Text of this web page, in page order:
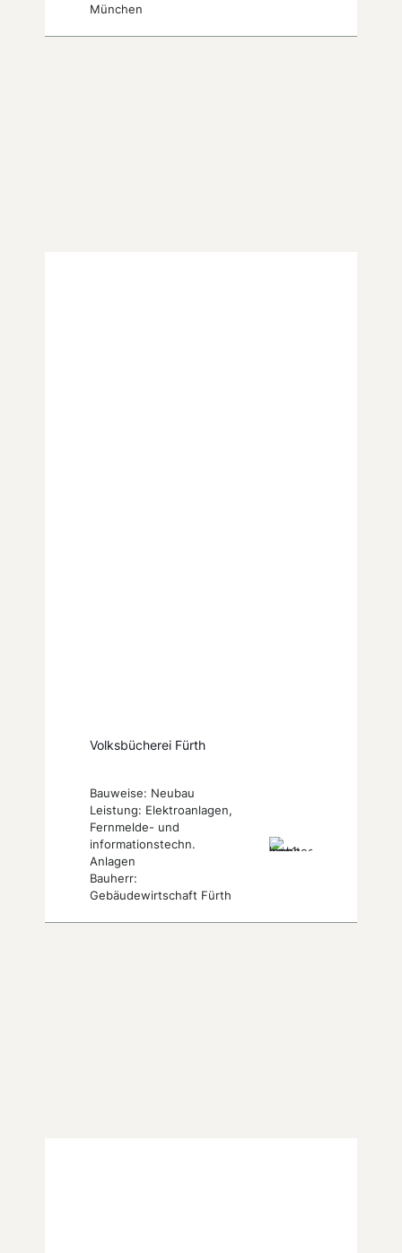
München
Volksbücherei Fürth
Bauweise: Neubau
Leistung: Elektroanlagen,
Fernmelde- und
informationstechn.
Anlagen
Bauherr:
Gebäudewirtschaft Fürth